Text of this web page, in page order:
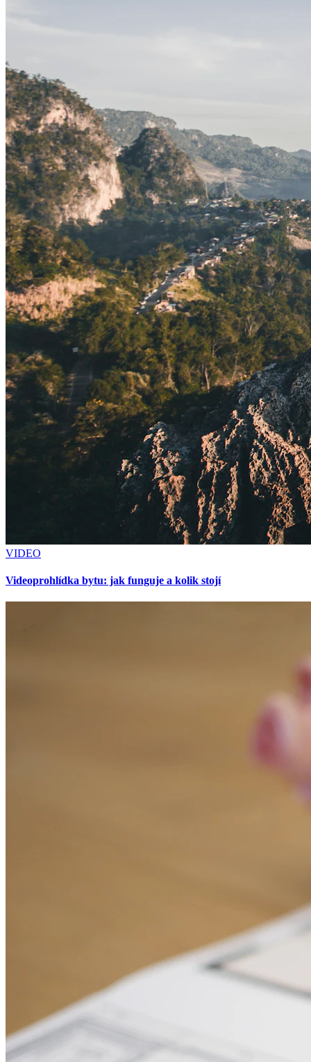
VIDEO
Videoprohlídka bytu: jak funguje a kolik stojí